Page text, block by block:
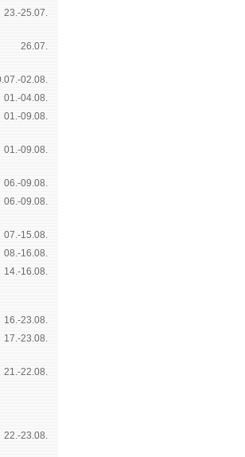
23.-25.07.
26.07.
02.08.
01.-04.08.
01.-09.08.
01.-09.08.
06.-09.08.
06.-09.08.
07.-15.08.
08.-16.08.
14.-16.08.
16.-23.08.
17.-23.08.
21.-22.08.
22.-23.08.